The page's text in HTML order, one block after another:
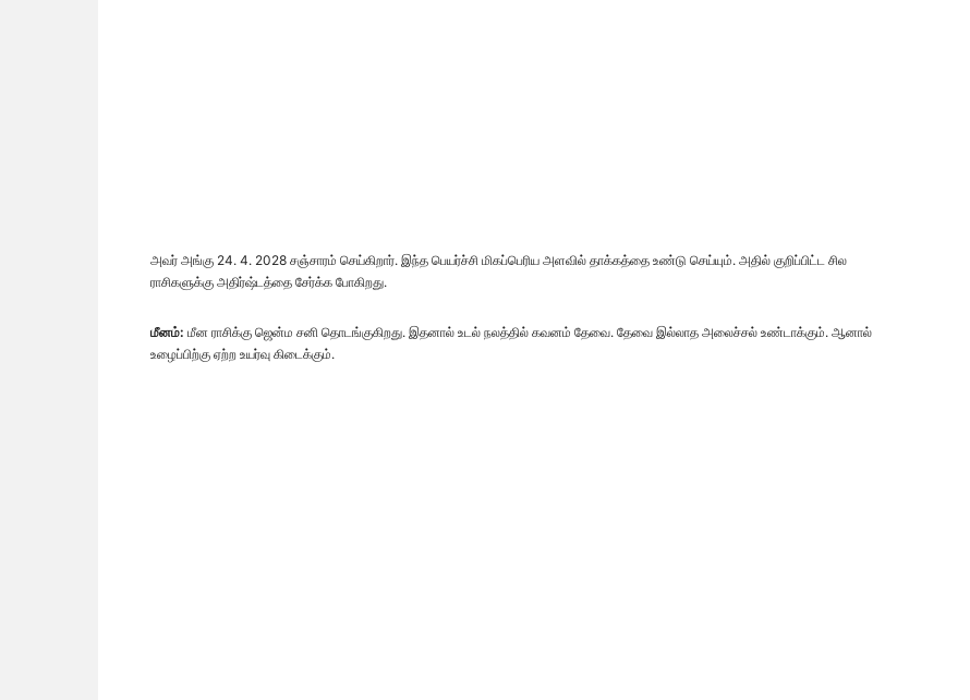
அவர் அங்கு 24. 4. 2028 சஞ்சாரம் செய்கிறார். இந்த பெயர்ச்சி மிகப்பெரிய அளவில் தாக்கத்தை உண்டு செய்யும். அதில் குறிப்பிட்ட சில
ராசிகளுக்கு அதிர்ஷ்டத்தை சேர்க்க போகிறது.
மீனம்: மீன ராசிக்கு ஜென்ம சனி தொடங்குகிறது. இதனால் உடல் நலத்தில் கவனம் தேவை. தேவை இல்லாத அலைச்சல் உண்டாக்கும். ஆனால்
உழைப்பிற்கு ஏற்ற உயர்வு கிடைக்கும்.